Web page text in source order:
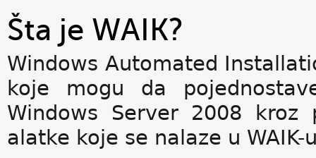
Šta je WAIK?
Windows Automated
koje mogu da
Windows Server 2008 kroz
alatke koje se nalaze u WAIK-